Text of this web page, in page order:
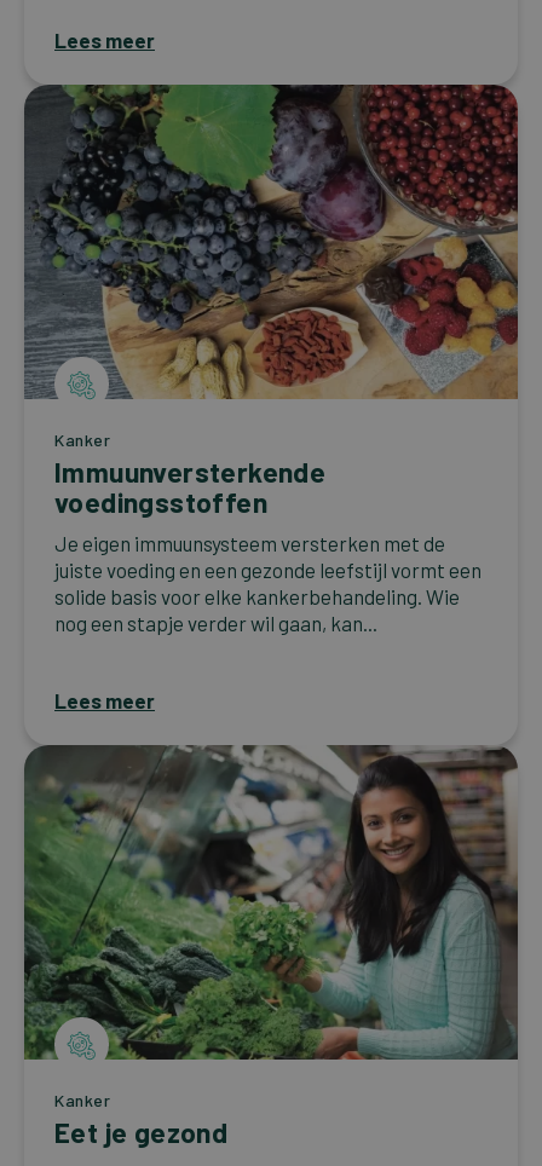
Lees meer
Kanker
Immuunversterkende
voedingsstoffen
Je eigen immuunsysteem versterken met de
juiste voeding en een gezonde leefstijl vormt een
solide basis voor elke kankerbehandeling. Wie
nog een stapje verder wil gaan, kan...
Lees meer
Kanker
Eet je gezond